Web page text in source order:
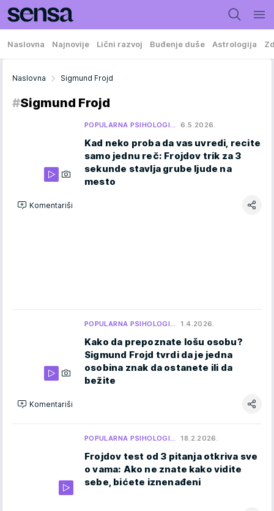
Naslovna Najnovije Lični razvoj Buđenje duše Astrologija
Naslovna Sigmund Frojd
#Sigmund Frojd
POPULARNA PSIHOLOGI… 6.5.2026.
Kad neko proba da vas uvredi, recite
samo jednu reč: Frojdov trik za 3
sekunde stavlja grube ljude na
mesto
Komentariši
POPULARNA PSIHOLOGI… 1.4.2026.
Kako da prepoznate lošu osobu?
Sigmund Frojd tvrdi da je jedna
osobina znak da ostanete ili da
bežite
Komentariši
POPULARNA PSIHOLOGI… 18.2.2026.
Frojdov test od 3 pitanja otkriva sve
o vama: Ako ne znate kako vidite
sebe, bićete iznenađeni